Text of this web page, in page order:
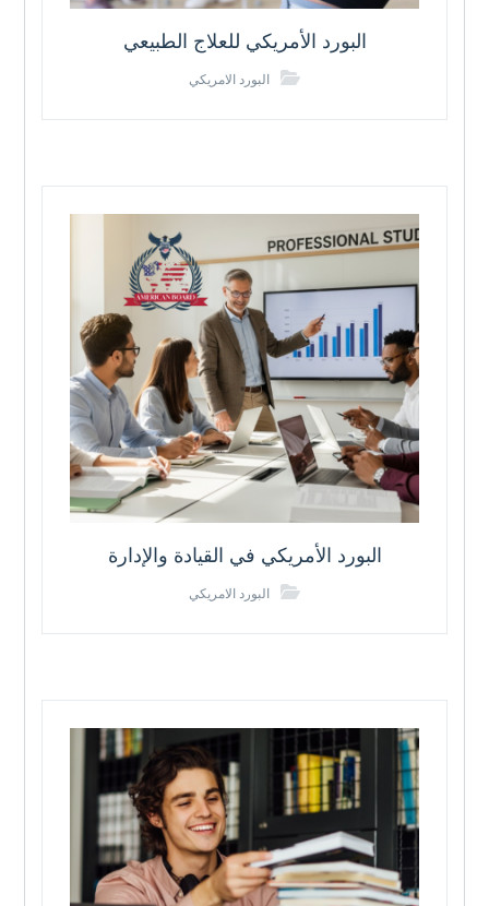
البورد الأمريكي للعلاج الطبيعي
البورد الامريكي
البورد الأمريكي في القيادة والإدارة
البورد الامريكي